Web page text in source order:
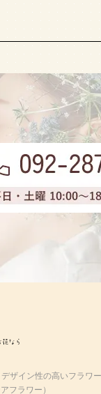
ザイン性の高いフラワ
フラワー）